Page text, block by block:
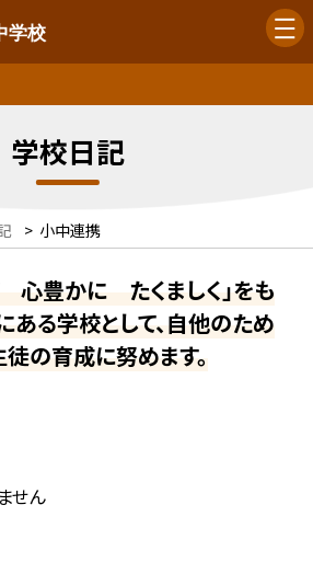
学校
学校日記
> 小中連携
心豊かに たくましく」をも
ある学校として、自他のため
徒の育成に努めます。
せん